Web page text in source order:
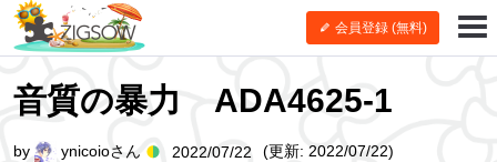
会員登録 (無料)
音質の暴力 ADA4625-1
by ynicoioさん 2022/07/22 (更新: 2022/07/22)